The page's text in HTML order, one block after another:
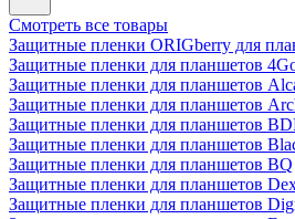
Смотреть все товары
Защитные пленки ORIGberry для
Защитные пленки для планшетов
Защитные пленки для планшетов
Защитные пленки для планшетов
Защитные пленки для планшетов
Защитные пленки для планшетов
Защитные пленки для планшетов BQ
Защитные пленки для планшетов
Защитные пленки для планшетов